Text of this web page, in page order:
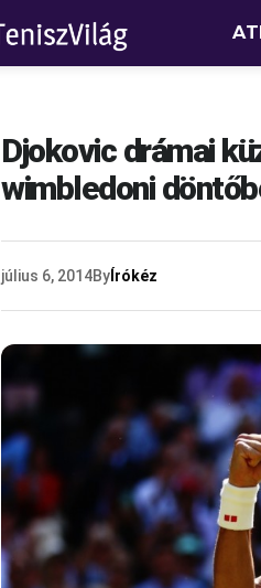
Djokovic drámai
wimbledoni
július 6, 2014By Írókéz